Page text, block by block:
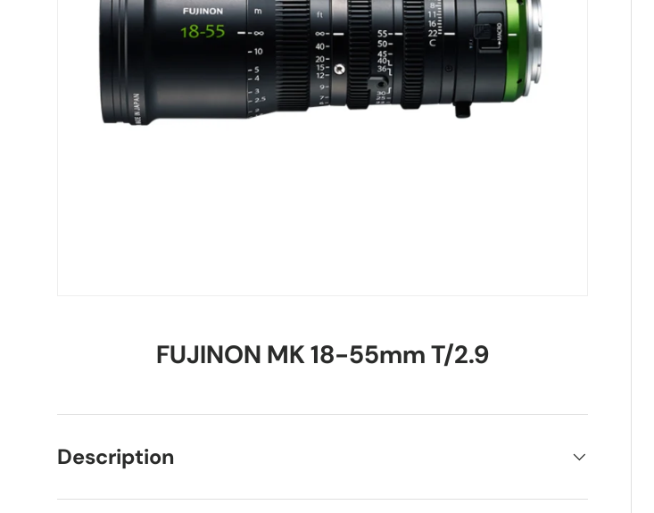
FUJINON MK 18-55mm T/2.9
Description